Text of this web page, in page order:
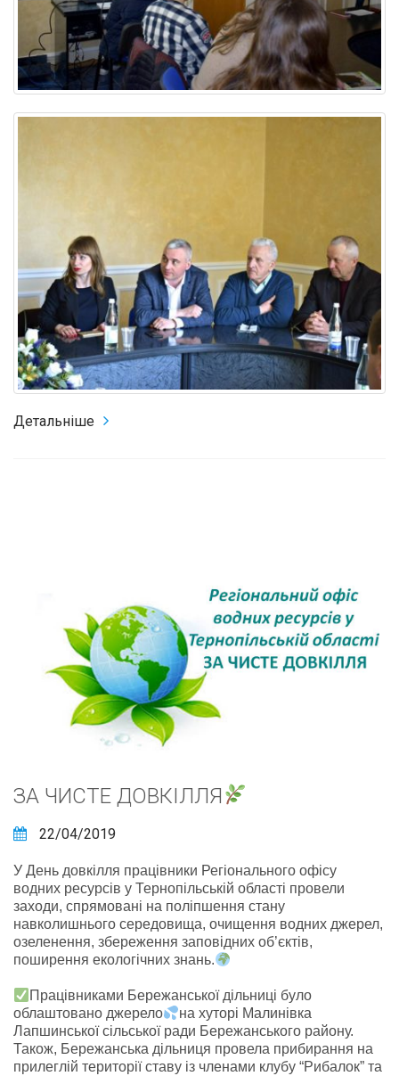
Детальніше
ЗА ЧИСТЕ ДОВКІЛЛЯ
22/04/2019
У День довкілля працівники Регіонального офісу
водних ресурсів у Тернопільській області провели
заходи, спрямовані на поліпшення стану
навколишнього середовища, очищення водних джерел,
озеленення, збереження заповідних об’єктів,
поширення екологічних знань.
Працівниками Бережанської дільниці було
облаштовано джерело
на хуторі Малинівка
Лапшинської сільської ради Бережанського району.
Також, Бережанська дільниця провела прибирання на
прилеглій території ставу із членами клубу “Рибалок” та